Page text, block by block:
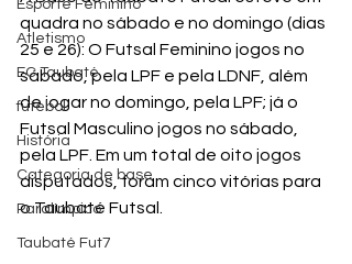
Esporte Feminino
Atletismo
EC Taubaté
futebol
História
Categoria de base
Paralímpico
Taubaté Fut7
quadra no sábado e no domingo (dias
25 e 26): O Futsal Feminino jogos no
sábado, pela LPF e pela LDNF, além
de jogar no domingo, pela LPF; já o
Futsal Masculino jogos no sábado,
pela LPF. Em um total de oito jogos
disputados, foram cinco vitórias para
o Taubaté Futsal.